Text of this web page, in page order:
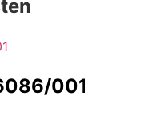
001